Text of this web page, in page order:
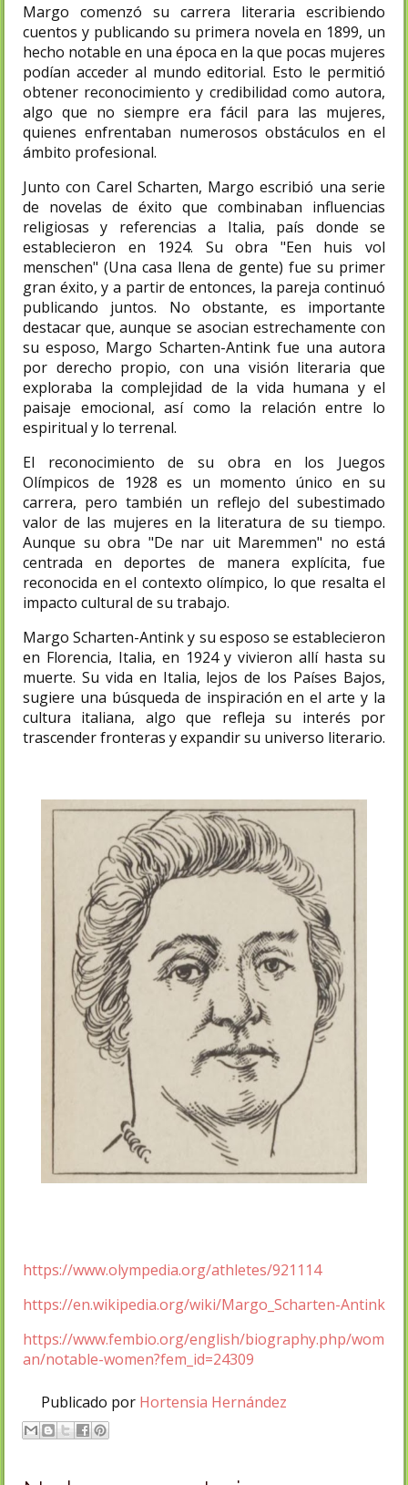
Margo comenzó su carrera literaria escribiendo
cuentos y publicando su primera novela en 1899, un
hecho notable en una época en la que pocas mujeres
podían acceder al mundo editorial. Esto le permitió
obtener reconocimiento y credibilidad como autora,
algo que no siempre era fácil para las mujeres,
quienes enfrentaban numerosos obstáculos en el
ámbito profesional.
Junto con Carel Scharten, Margo escribió una serie
de novelas de éxito que combinaban influencias
religiosas y referencias a Italia, país donde se
establecieron en 1924. Su obra "Een huis vol
menschen" (Una casa llena de gente) fue su primer
gran éxito, y a partir de entonces, la pareja continuó
publicando juntos. No obstante, es importante
destacar que, aunque se asocian estrechamente con
su esposo, Margo Scharten-Antink fue una autora
por derecho propio, con una visión literaria que
exploraba la complejidad de la vida humana y el
paisaje emocional, así como la relación entre lo
espiritual y lo terrenal.
El reconocimiento de su obra en los Juegos
Olímpicos de 1928 es un momento único en su
carrera, pero también un reflejo del subestimado
valor de las mujeres en la literatura de su tiempo.
Aunque su obra "De nar uit Maremmen" no está
centrada en deportes de manera explícita, fue
reconocida en el contexto olímpico, lo que resalta el
impacto cultural de su trabajo.
Margo Scharten-Antink y su esposo se establecieron
en Florencia, Italia, en 1924 y vivieron allí hasta su
muerte. Su vida en Italia, lejos de los Países Bajos,
sugiere una búsqueda de inspiración en el arte y la
cultura italiana, algo que refleja su interés por
trascender fronteras y expandir su universo literario.
https://www.olympedia.org/athletes/921114
https://en.wikipedia.org/wiki/Margo_Scharten-Antink
https://www.fembio.org/english/biography.php/wom
an/notable-women?fem_id=24309
Publicado por Hortensia Hernández